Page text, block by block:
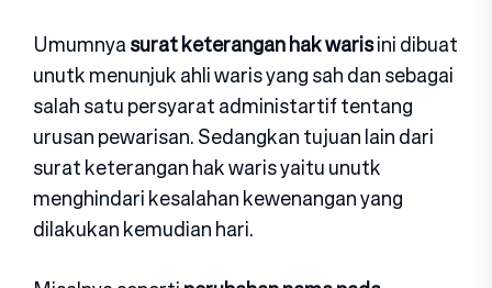
Umumnyasurat keterangan hak warisini dibuat
unutk menunjuk ahli waris yang sah dan sebagai
salah satu persyarat administartif tentang
urusan pewarisan. Sedangkan tujuan lain dari
surat keterangan hak waris yaitu unutk
menghindari kesalahan kewenangan yang
dilakukan kemudian hari.